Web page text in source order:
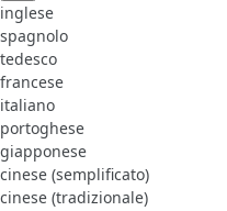
inglese
spagnolo
tedesco
francese
italiano
portoghese
giapponese
cinese (semplificato)
cinese (tradizionale)